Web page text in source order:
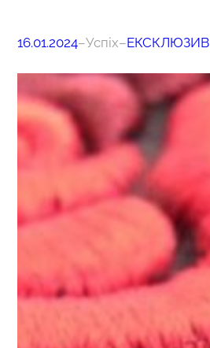
16.01.2024–Успіх–ЕКСКЛЮЗИВ